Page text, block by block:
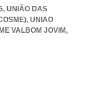
UNIÃO DAS
, UNIAO
VALBOM JOVIM,